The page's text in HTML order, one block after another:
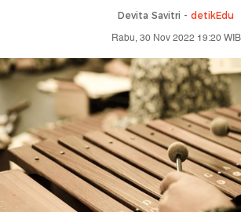
Devita Savitri - detikEdu
Rabu, 30 Nov 2022 19:20 WIB